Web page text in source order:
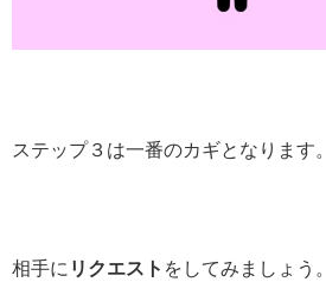
ステップ３は一番のカギとなります。
相手に リクエスト をしてみましょう。